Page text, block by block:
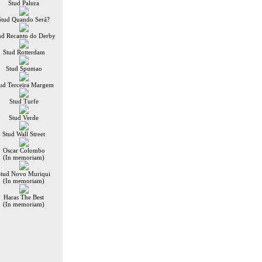
Stud Palura
Quando Será?
Recanto do Derby
Stud Rotterdam
Stud Spumao
Terceira Margem
Stud Turfe
Stud Verde
Stud Wall Street
Oscar Colombo
(In memoriam)
Novo Muriqui
(In memoriam)
Haras The Best
(In memoriam)